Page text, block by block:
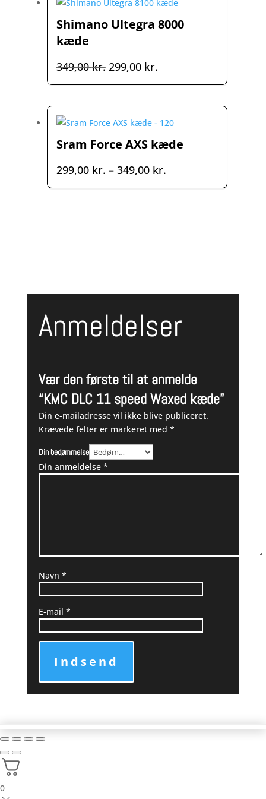
399,00 kr..299,00 kr..
Shimano Ultegra 8000
kæde
349,00kr. Den
oprindelige
349,00 kr..
299,00 kr.Den
aktuelle
299,00 kr..
Sram Force AXS kæde
299,00 kr. – 349,00 kr.Prisinterval:
299,00 kr.
Anmeldelser
Vær den første til at anmelde
“KMC DLC 11 speed Waxed kæde”
Din e-mailadresse vil ikke blive publiceret.
Krævede felter er markeret med *
Din bedømmelse
Din anmeldelse *
Navn *
E-mail *
Indsend
0